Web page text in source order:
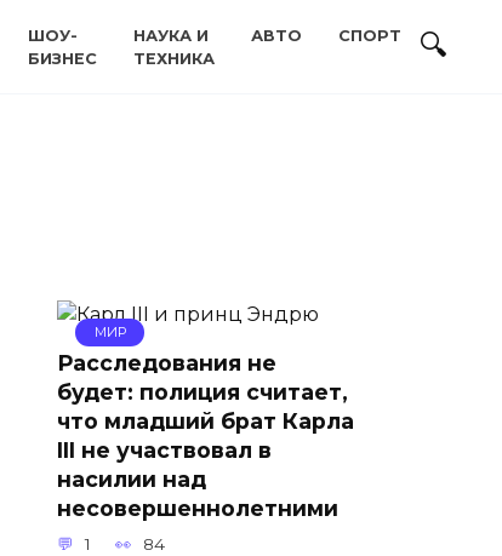
ШОУ-
БИЗНЕС
НАУКА И
ТЕХНИКА
АВТО СПОРТ
МИР
Расследования не
будет: полиция считает,
что младший брат Карла
III не участвовал в
насилии над
несовершеннолетними
1 84